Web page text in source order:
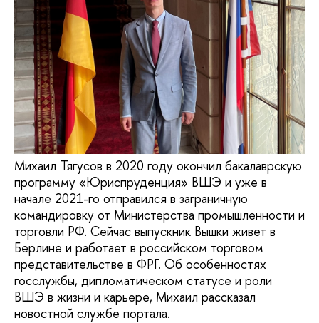
Михаил Тягусов в 2020 году окончил бакалаврскую
программу «Юриспруденция» ВШЭ и уже в
начале 2021-го отправился в заграничную
командировку от Министерства промышленности и
торговли РФ. Сейчас выпускник Вышки живет в
Берлине и работает в российском торговом
представительстве в ФРГ. Об особенностях
госслужбы, дипломатическом статусе и роли
ВШЭ в жизни и карьере, Михаил рассказал
новостной службе портала.